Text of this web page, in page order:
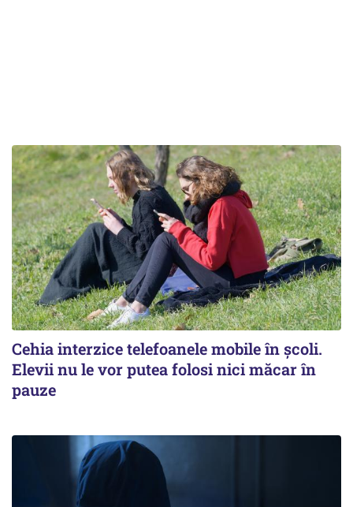
Cehia interzice telefoanele mobile în școli.
Elevii nu le vor putea folosi nici măcar în
pauze